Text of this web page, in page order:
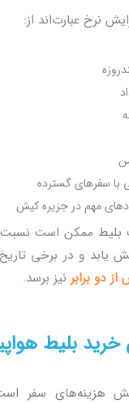
نرخ عبارت‌اند از:
سفرهای گسترده
مهم در جزیره کیش
بلیط ممکن است
یابد و در برخی
دو برابر نیز برسد.
خرید بلیط
هزینه‌های سفر